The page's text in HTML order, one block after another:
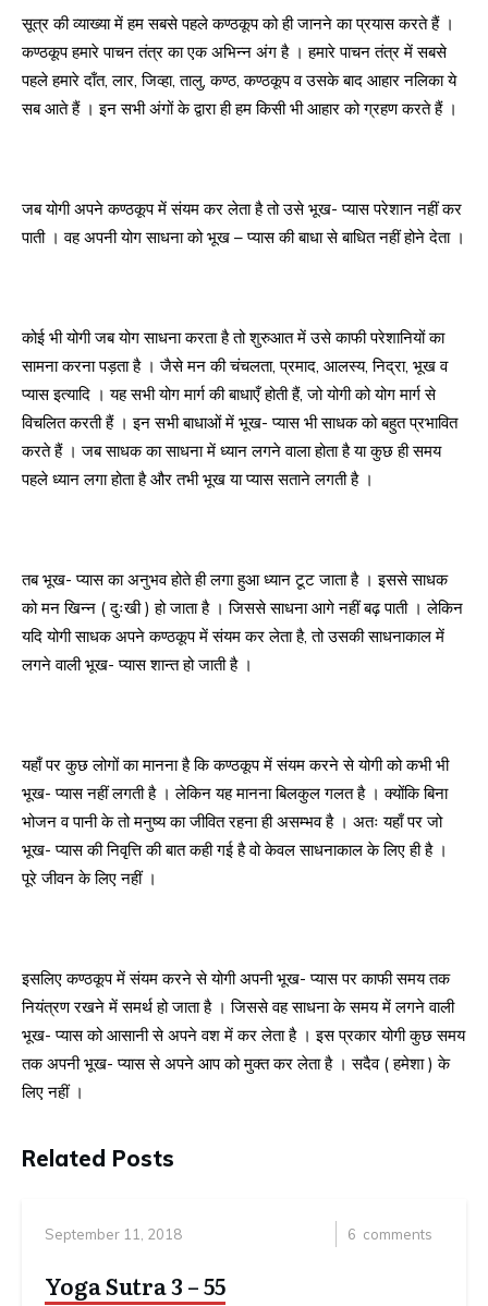
सूत्र की व्याख्या में हम सबसे पहले कण्ठकूप को ही जानने का प्रयास करते हैं ।
कण्ठकूप हमारे पाचन तंत्र का एक अभिन्न अंग है । हमारे पाचन तंत्र में सबसे
पहले हमारे दाँत, लार, जिव्हा, तालु, कण्ठ, कण्ठकूप व उसके बाद आहार नलिका ये
सब आते हैं । इन सभी अंगों के द्वारा ही हम किसी भी आहार को ग्रहण करते हैं ।
जब योगी अपने कण्ठकूप में संयम कर लेता है तो उसे भूख- प्यास परेशान नहीं कर
पाती । वह अपनी योग साधना को भूख – प्यास की बाधा से बाधित नहीं होने देता ।
कोई भी योगी जब योग साधना करता है तो शुरुआत में उसे काफी परेशानियों का
सामना करना पड़ता है । जैसे मन की चंचलता, प्रमाद, आलस्य, निद्रा, भूख व
प्यास इत्यादि । यह सभी योग मार्ग की बाधाएँ होती हैं, जो योगी को योग मार्ग से
विचलित करती हैं । इन सभी बाधाओं में भूख- प्यास भी साधक को बहुत प्रभावित
करते हैं । जब साधक का साधना में ध्यान लगने वाला होता है या कुछ ही समय
पहले ध्यान लगा होता है और तभी भूख या प्यास सताने लगती है ।
तब भूख- प्यास का अनुभव होते ही लगा हुआ ध्यान टूट जाता है । इससे साधक
को मन खिन्न ( दुःखी ) हो जाता है । जिससे साधना आगे नहीं बढ़ पाती । लेकिन
यदि योगी साधक अपने कण्ठकूप में संयम कर लेता है, तो उसकी साधनाकाल में
लगने वाली भूख- प्यास शान्त हो जाती है ।
यहाँ पर कुछ लोगों का मानना है कि कण्ठकूप में संयम करने से योगी को कभी भी
भूख- प्यास नहीं लगती है । लेकिन यह मानना बिलकुल गलत है । क्योंकि बिना
भोजन व पानी के तो मनुष्य का जीवित रहना ही असम्भव है । अतः यहाँ पर जो
भूख- प्यास की निवृत्ति की बात कही गई है वो केवल साधनाकाल के लिए ही है ।
पूरे जीवन के लिए नहीं ।
इसलिए कण्ठकूप में संयम करने से योगी अपनी भूख- प्यास पर काफी समय तक
नियंत्रण रखने में समर्थ हो जाता है । जिससे वह साधना के समय में लगने वाली
भूख- प्यास को आसानी से अपने वश में कर लेता है । इस प्रकार योगी कुछ समय
तक अपनी भूख- प्यास से अपने आप को मुक्त कर लेता है । सदैव ( हमेशा ) के
लिए नहीं ।
Related Posts
September 11, 2018 6 comments
Yoga Sutra 3 – 55